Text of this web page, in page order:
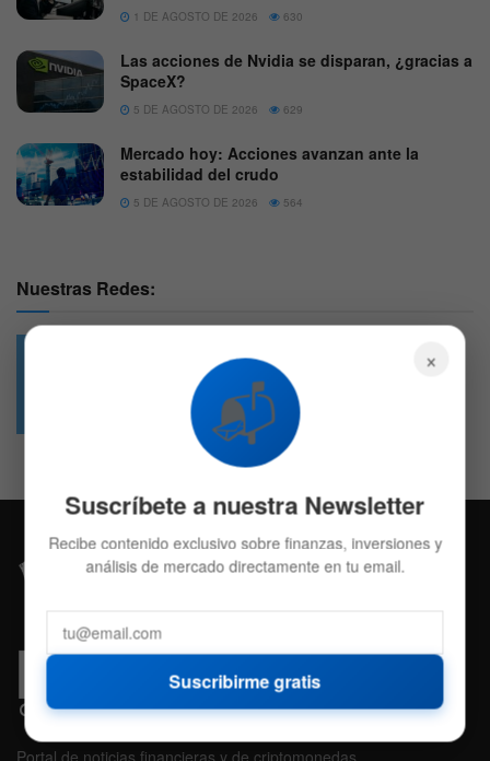
1 DE AGOSTO DE 2026 630
Las acciones de Nvidia se disparan, ¿gracias a
SpaceX?
5 DE AGOSTO DE 2026 629
Mercado hoy: Acciones avanzan ante la
estabilidad del crudo
5 DE AGOSTO DE 2026 564
Nuestras Redes:
4.7k
Followers
×
📬
Suscríbete a nuestra Newsletter
Recibe contenido exclusivo sobre finanzas, inversiones y
análisis de mercado directamente en tu email.
Suscribirme gratis